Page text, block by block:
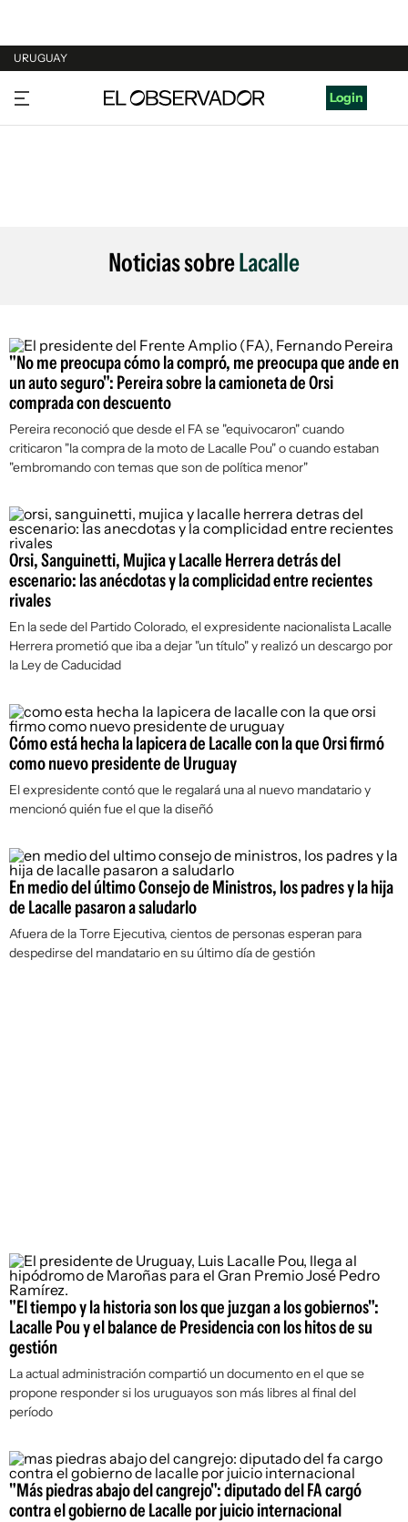
URUGUAY
URUGUAY
ARGENTINA
Login
Noticias sobreLacalle
"No me preocupa cómo la compró, me preocupa que ande en
un auto seguro": Pereira sobre la camioneta de Orsi
comprada con descuento
Pereira reconoció que desde el FA se "equivocaron" cuando
criticaron "la compra de la moto de Lacalle Pou" o cuando estaban
"embromando con temas que son de política menor"
Orsi, Sanguinetti, Mujica y Lacalle Herrera detrás del
escenario: las anécdotas y la complicidad entre recientes
rivales
En la sede del Partido Colorado, el expresidente nacionalista Lacalle
Herrera prometió que iba a dejar "un título" y realizó un descargo por
la Ley de Caducidad
Cómo está hecha la lapicera de Lacalle con la que Orsi firmó
como nuevo presidente de Uruguay
El expresidente contó que le regalará una al nuevo mandatario y
mencionó quién fue el que la diseñó
En medio del último Consejo de Ministros, los padres y la hija
de Lacalle pasaron a saludarlo
Afuera de la Torre Ejecutiva, cientos de personas esperan para
despedirse del mandatario en su último día de gestión
"El tiempo y la historia son los que juzgan a los gobiernos":
Lacalle Pou y el balance de Presidencia con los hitos de su
gestión
La actual administración compartió un documento en el que se
propone responder si los uruguayos son más libres al final del
período
"Más piedras abajo del cangrejo": diputado del FA cargó
contra el gobierno de Lacalle por juicio internacional